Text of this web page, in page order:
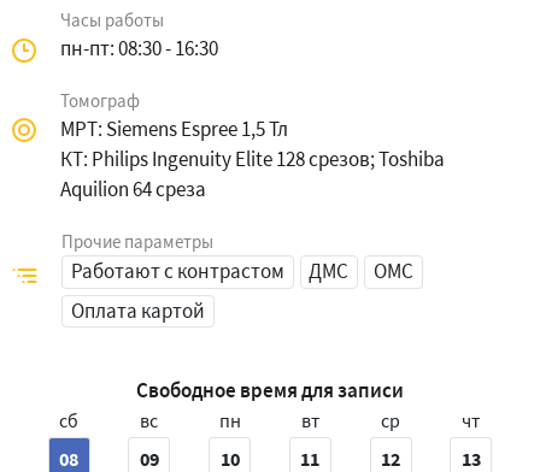
Часы работы
пн-пт: 08:30 - 16:30
Томограф
МРТ: Siemens Espree 1,5 Тл
КТ: Philips Ingenuity Elite 128 срезов; Toshiba
Aquilion 64 среза
Прочие параметры
Работают с контрастом ДМС
ОМС
Оплата картой
Свободное время для записи
сб
08
вс
09
пн
10
вт
11
ср
12
чт
13